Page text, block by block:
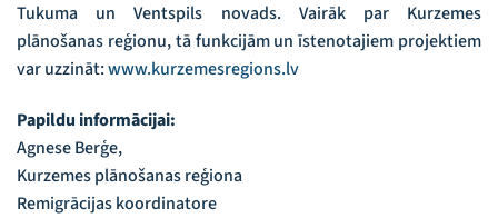
Tukuma un Ventspils novads. Vairāk par Kurzemes
plānošanas reģionu, tā funkcijām un īstenotajiem projektiem
var uzzināt:www.kurzemesregions.lv
Papildu informācijai:
Agnese Berģe,
Kurzemes plānošanas reģiona
Remigrācijas koordinatore